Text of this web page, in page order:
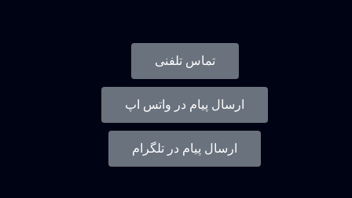
تماس تلفنی
ارسال پیام در واتس اپ
ارسال پیام در تلگرام